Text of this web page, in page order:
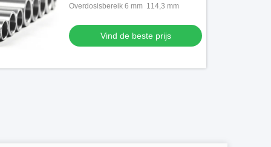
Overdosisbereik 6 mm ️ 114,3 mm
Vind de beste prijs